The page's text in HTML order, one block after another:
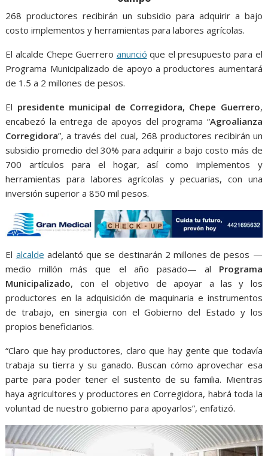
b
o
o
k
t
e
r
l s
A
p
p
e
n
g
e
r
e g
r
a
m
e
268 productores recibirán un subsidio para adquirir a bajo
costo implementos y herramientas para labores agrícolas.
El alcalde Chepe Guerrero anunció que el presupuesto para el
Programa Municipalizado de apoyo a productores aumentará
de 1.5 a 2 millones de pesos.
El presidente municipal de Corregidora, Chepe Guerrero,
encabezó la entrega de apoyos del programa “Agroalianza
Corregidora”, a través del cual, 268 productores recibirán un
subsidio promedio del 30% para adquirir a bajo costo más de
700 artículos para el hogar, así como implementos y
herramientas para labores agrícolas y pecuarias, con una
inversión superior a 850 mil pesos.
El alcalde adelantó que se destinarán 2 millones de pesos —
medio millón más que el año pasado— al Programa
Municipalizado, con el objetivo de apoyar a las y los
productores en la adquisición de maquinaria e instrumentos
de trabajo, en sinergia con el Gobierno del Estado y los
propios beneficiarios.
“Claro que hay productores, claro que hay gente que todavía
trabaja su tierra y su ganado. Buscan cómo aprovechar esa
parte para poder tener el sustento de su familia. Mientras
haya agricultores y productores en Corregidora, habrá toda la
voluntad de nuestro gobierno para apoyarlos”, enfatizó.